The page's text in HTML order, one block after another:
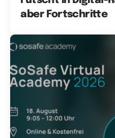
aber Fortschritte